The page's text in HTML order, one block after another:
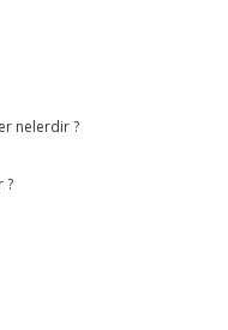
nelerdir ?
?